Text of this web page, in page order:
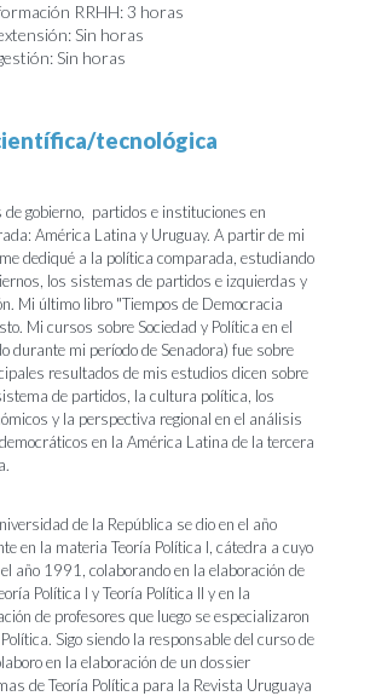
RRHH: 3 horas
Sin horas
Sin horas
tecnológica
de gobierno, partidos e instituciones en
América Latina y Uruguay. A partir de mi
dediqué a la política comparada, estudiando
los sistemas de partidos e izquierdas y
Mi último libro "Tiempos de Democracia
Mi cursos sobre Sociedad y Política en el
durante mi período de Senadora) fue sobre
resultados de mis estudios dicen sobre
de partidos, la cultura política, los
y la perspectiva regional en el análisis
en la América Latina de la tercera
de la República se dio en el año
en la materia Teoría Política I, cátedra a cuyo
año 1991, colaborando en la elaboración de
Política I y Teoría Política II y en la
de profesores que luego se especializaron
Sigo siendo la responsable del curso de
en la elaboración de un dossier
de Teoría Política para la Revista Uruguaya